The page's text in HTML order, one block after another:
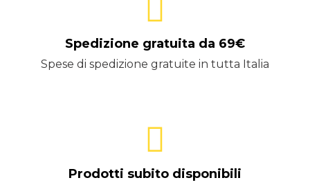
Spedizione gratuita da 69€
Spese di spedizione gratuite in tutta Italia
Prodotti subito disponibili